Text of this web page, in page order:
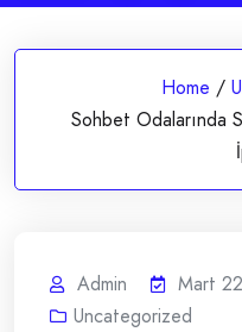
Home /
Sohbet Odalarında
Admin
Mart
Uncategorized